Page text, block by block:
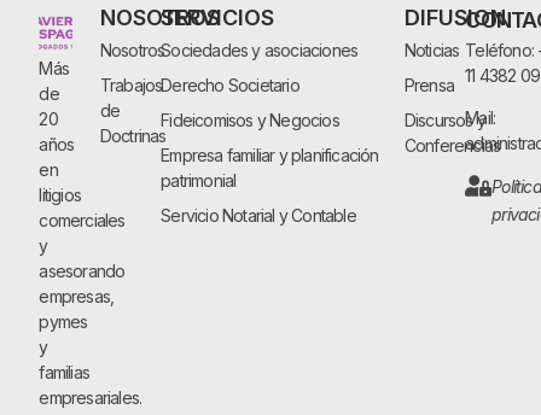
Más
de
20
años
en
litigios
comerciales
y
asesorando
empresas,
pymes
y
familias
empresariales.
NOSOTROS
Nosotros
Trabajos
de
Doctrinas
SERVICIOS
Sociedades y asociaciones
Derecho Societario
Fideicomisos y Negocios
Empresa familiar y planificación
patrimonial
Servicio Notarial y Contable
DIFUSION
Noticias
Prensa
Discursos y
Conferencias
Teléfono:
11 4382
Mail: